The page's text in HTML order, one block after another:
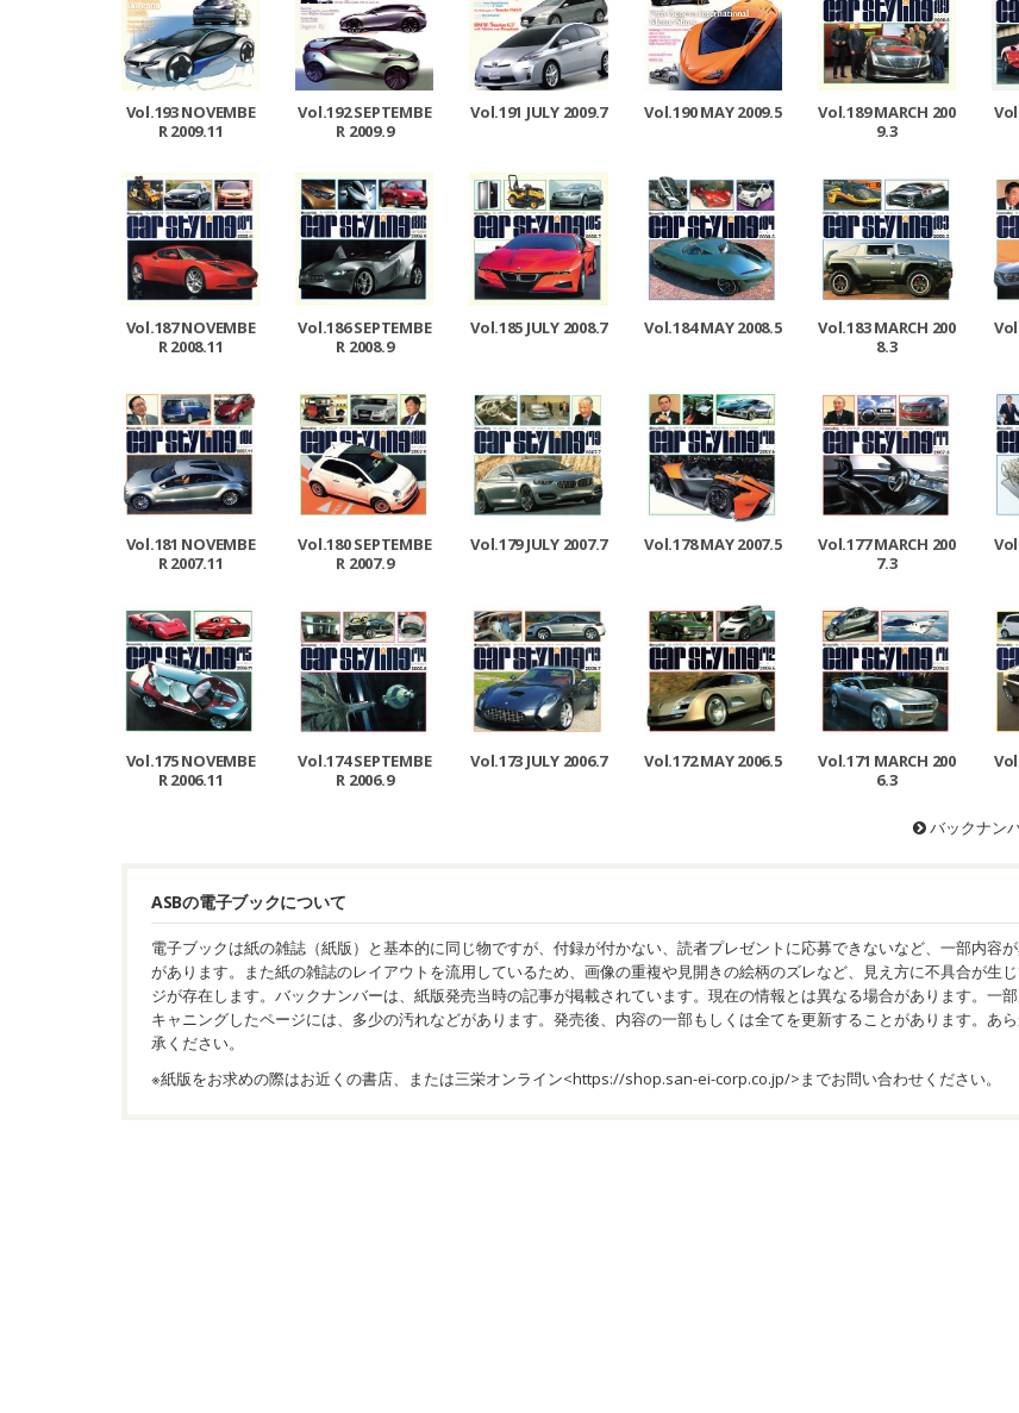
Vol.193 NOVEMBE
R 2009.11
Vol.192 SEPTEMBE
R 2009.9
Vol.191 JULY 2009.7 Vol.190 MAY 2009.5
Vol.189 MARCH 200
9.3
Vol.187 NOVEMBE
R 2008.11
Vol.186 SEPTEMBE
R 2008.9
Vol.185 JULY 2008.7 Vol.184 MAY 2008.5
Vol.183 MARCH 200
8.3
Vol.181 NOVEMBE
R 2007.11
Vol.180 SEPTEMBE
R 2007.9
Vol.179 JULY 2007.7 Vol.178 MAY 2007.5
Vol.177 MARCH 200
7.3
Vol.175 NOVEMBE
R 2006.11
Vol.174 SEPTEMBE
R 2006.9
Vol.173 JULY 2006.7 Vol.172 MAY 2006.5
Vol.171 MARCH 200
6.3
バックナン
ASBの電子ブックについて
電子ブックは紙の雑誌（紙版）と基本的に同じ物ですが、付録が付かない、読者プレゼントに応募できないなど、一部内容
があります。また紙の雑誌のレイアウトを流用しているため、画像の重複や見開きの絵柄のズレなど、見え方に不具合が生
ジが存在します。バックナンバーは、紙版発売当時の記事が掲載されています。現在の情報とは異なる場合があります。一
キャニングしたページには、多少の汚れなどがあります。発売後、内容の一部もしくは全てを更新することがあります。あ
承ください。
※紙版をお求めの際はお近くの書店、または三栄オンライン<https://shop.san-ei-corp.co.jp/>までお問い合わせください。